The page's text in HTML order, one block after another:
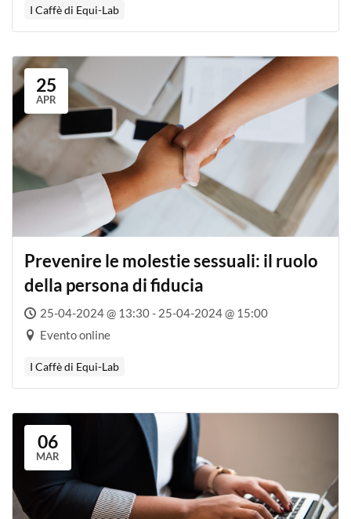
I Caffè di Equi-Lab
25
APR
Prevenire le molestie sessuali: il ruolo
della persona di fiducia
25-04-2024 @ 13:30 - 25-04-2024 @ 15:00
Evento online
I Caffè di Equi-Lab
06
MAR